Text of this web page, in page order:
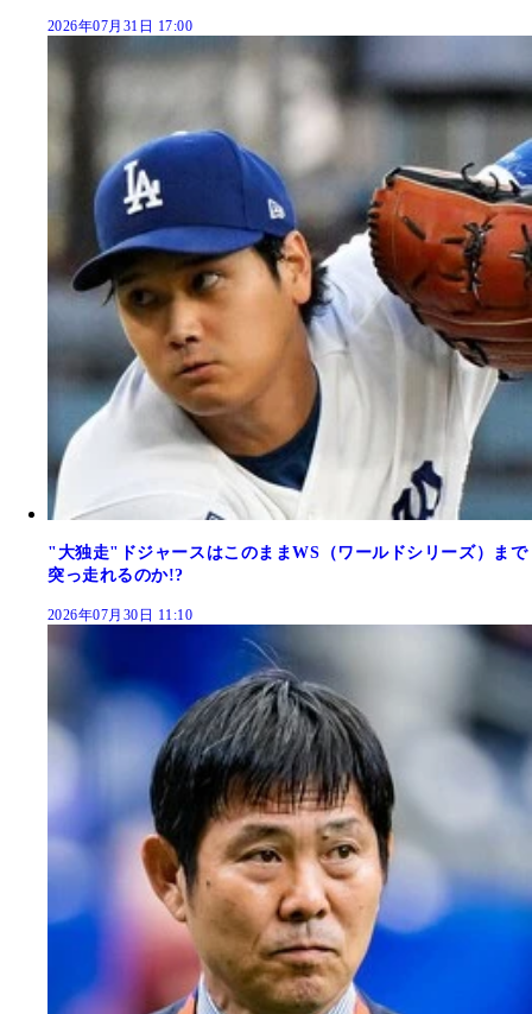
2026年07月31日 17:00
"大独走"ドジャースはこのままWS（ワールドシリーズ）まで
突っ走れるのか!?
2026年07月30日 11:10